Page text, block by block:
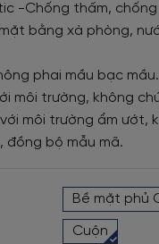
-Chống thấm, chống
bằng xà phòng,
phai mầu bạc mầu.
môi trường, không
môi trường ẩm ướt,
đồng bộ mẫu mã.
Bề mặt phủ
Cuộn